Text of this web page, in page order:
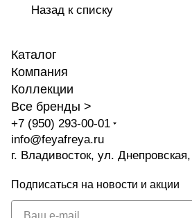
Назад к списку
Каталог
Компания
Коллекции
Все бренды >
+7 (950) 293-00-01
info@feyafreya.ru
г. Владивосток, ул.
Подписаться на новости и акции